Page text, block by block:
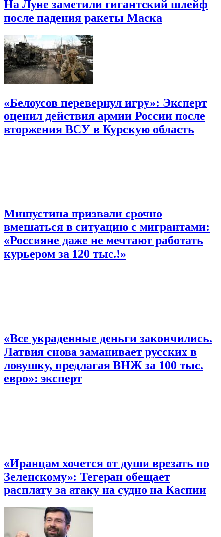
На Луне заметили гигантский шлейф
после падения ракеты Маска
«Белоусов перевернул игру»: Эксперт
оценил действия армии России после
вторжения ВСУ в Курскую область
Мишустина призвали срочно
вмешаться в ситуацию с мигрантами:
«Россияне даже не мечтают работать
курьером за 120 тыс.!»
«Все украденные деньги закончились.
Латвия снова заманивает русских в
ловушку, предлагая ВНЖ за 100 тыс.
евро»: эксперт
«Иранцам хочется от души врезать по
Зеленскому»: Тегеран обещает
расплату за атаку на судно на Каспии